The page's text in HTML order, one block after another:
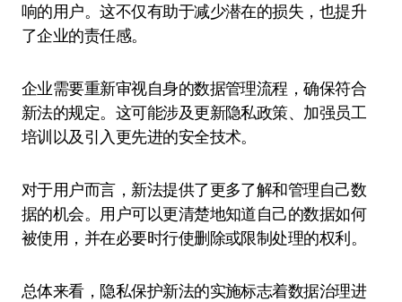
响的用户。这不仅有助于减少潜在的损失，也提升
了企业的责任感。
企业需要重新审视自身的数据管理流程，确保符合
新法的规定。这可能涉及更新隐私政策、加强员工
培训以及引入更先进的安全技术。
对于用户而言，新法提供了更多了解和管理自己数
据的机会。用户可以更清楚地知道自己的数据如何
被使用，并在必要时行使删除或限制处理的权利。
总体来看，隐私保护新法的实施标志着数据治理进